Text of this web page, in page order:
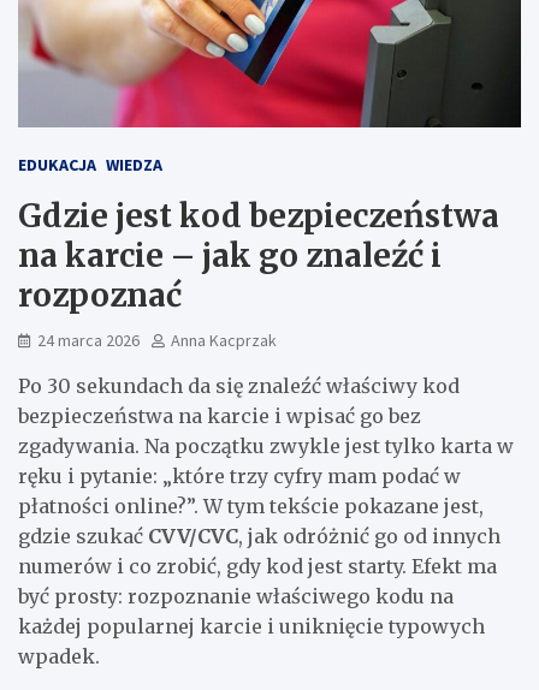
EDUKACJA WIEDZA
Gdzie jest kod bezpieczeństwa
na karcie – jak go znaleźć i
rozpoznać
24 marca 2026 Anna Kacprzak
Po 30 sekundach da się znaleźć właściwy kod
bezpieczeństwa na karcie i wpisać go bez
zgadywania. Na początku zwykle jest tylko karta w
ręku i pytanie: „które trzy cyfry mam podać w
płatności online?”. W tym tekście pokazane jest,
gdzie szukać CVV/CVC, jak odróżnić go od innych
numerów i co zrobić, gdy kod jest starty. Efekt ma
być prosty: rozpoznanie właściwego kodu na
każdej popularnej karcie i uniknięcie typowych
wpadek.